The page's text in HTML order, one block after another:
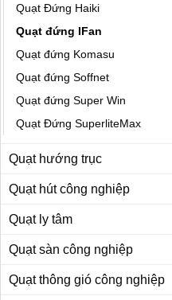
Quạt Đứng Haiki
Quạt đứng IFan
Quạt đứng Komasu
Quạt đứng Soffnet
Quạt đứng Super Win
Quạt Đứng SuperliteMax
Quạt hướng trục
Quạt hút công nghiệp
Quạt ly tâm
Quạt sàn công nghiệp
Quạt thông gió công nghiệp